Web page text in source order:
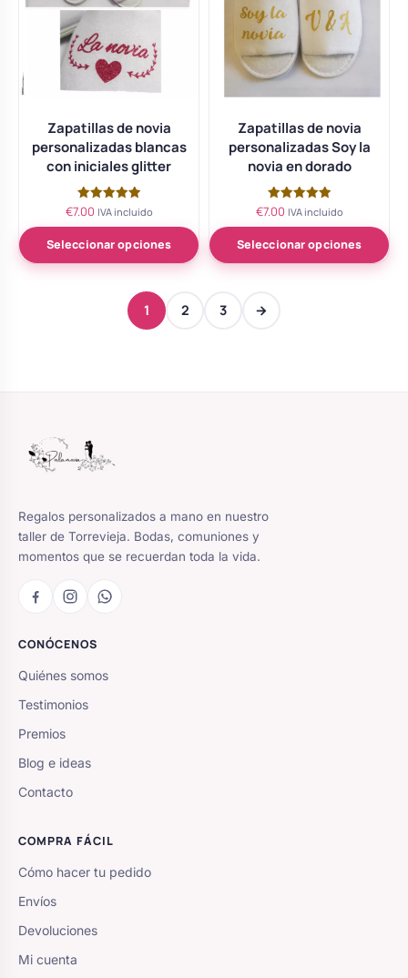
Zapatillas de novia
personalizadas blancas
con iniciales glitter
Valorado
de 5
€7.00 IVA incluido
Seleccionar opciones
Zapatillas de novia
personalizadas Soy la
novia en dorado
Valorado
de 5
€7.00 IVA incluido
Seleccionar opciones
1 2 3 →
Regalos personalizados a mano en nuestro
taller de Torrevieja. Bodas, comuniones y
momentos que se recuerdan toda la vida.
CONÓCENOS
Quiénes somos
Testimonios
Premios
Blog e ideas
Contacto
COMPRA FÁCIL
Cómo hacer tu pedido
Envíos
Devoluciones
Mi cuenta